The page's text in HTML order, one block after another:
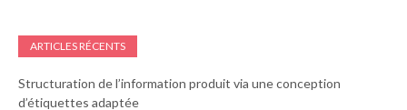
ARTICLES RÉCENTS
Structuration de l’information produit via une conception
d’étiquettes adaptée